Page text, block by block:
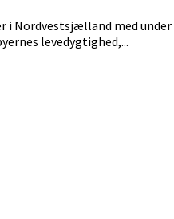
i Nordvestsjælland med
levedygtighed,...